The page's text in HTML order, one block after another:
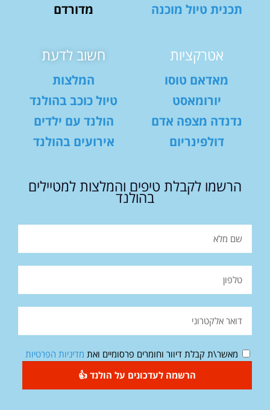
תכנית טיול מוכנה
מדורדם
אטרקציות
מאדאם טוסו
יורומאסט
נדנדה מצפה אדם
דולפינריום
חשוב לדעת
המלצות
טיול כוכב בהולנד
הולנד עם ילדים
אירועים בהולנד
הרשמו לקבלת טיפים והמלצות למטיילים
בהולנד
מאשר\ת קבלת דיוור וחומרים פרסומיים ואת מדיניות הפרטיות
הרשמה לעדכונים על הולנד 👍